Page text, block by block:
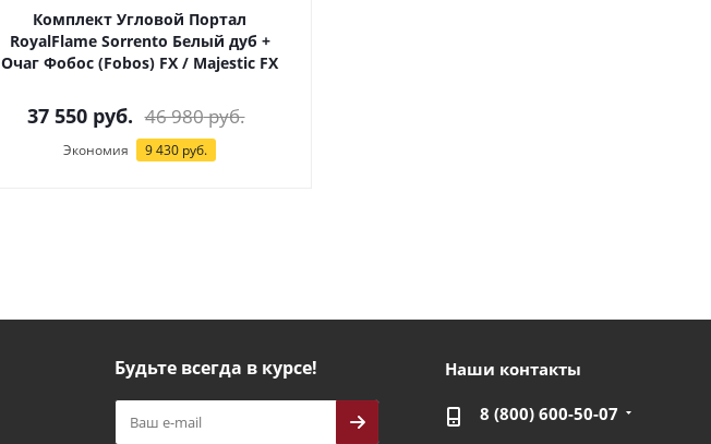
Комплект Угловой Портал
RoyalFlame Sorrento Белый дуб +
Очаг Фобос (Fobos) FX / Majestic FX
37 550руб. 46 980руб.
Экономия 9 430 руб.
Будьте всегда в курсе! Наши контакты
8 (800) 600-50-07